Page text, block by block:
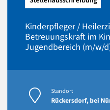
Kinderpfleger /
Betreuungskraft im
Jugendbereich (m/w/
Standort
Rückersdorf, bei